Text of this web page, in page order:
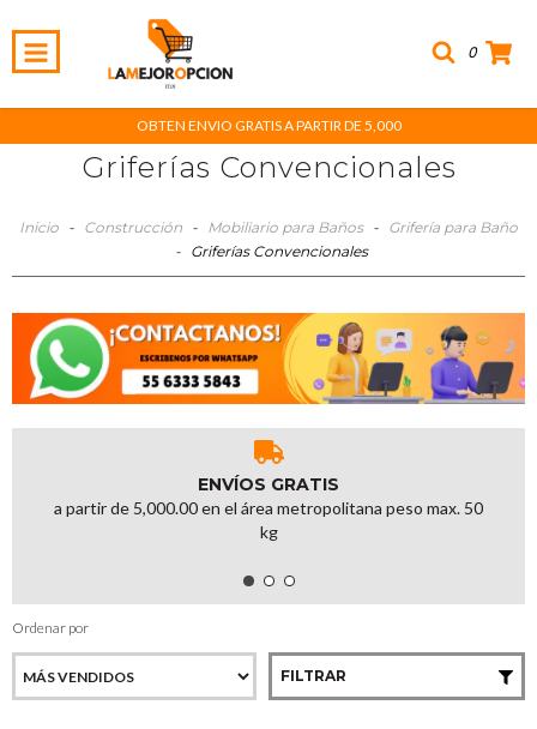
0
OBTEN ENVIO GRATIS A PARTIR DE 5,000
Griferías Convencionales
Inicio - Construcción - Mobiliario para Baños - Grifería para Baño
- Griferías Convencionales
ENVÍOS GRATIS
a partir de 5,000.00 en el área metropolitana peso max. 50
kg
Ordenar por
FILTRAR